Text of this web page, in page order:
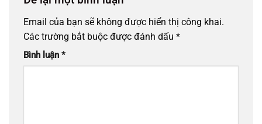
Email của bạn sẽ không được hiển thị công khai.
Các trường bắt buộc được đánh dấu *
Bình luận *